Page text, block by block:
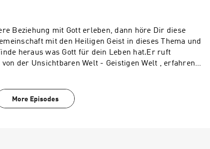
berühren!Du brauchst Gebet oder Hilfe dann melde dich
+49 (0) 6221 - 41 64 590 (deutschsprachig)Unser
www.youtube.com/@TaubeReisen
Beziehung mit Gott erleben, dann höre Dir diese
mit den Heiligen Geist in dieses Thema und
heraus was Gott für dein Leben hat.Er ruft
von der Unsichtbaren Welt - Geistigen Welt , erfahren
+49 (0) 6221 - 41 64 590 (deutschsprachig)Unser
www.youtube.com/@TaubeReisen
More Episodes